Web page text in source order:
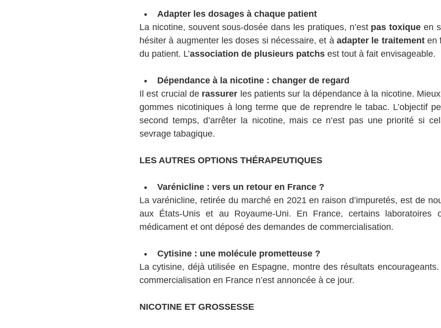
Adapter les dosages à chaque patient
La nicotine, souvent sous-dosée dans les pratiques, n’est pas toxique en
hésiter à augmenter les doses si nécessaire, et à adapter le traitement en
du patient. L’association de plusieurs patchs est tout à fait envisageable.
Dépendance à la nicotine : changer de regard
Il est crucial de rassurer les patients sur la dépendance à la nicotine.
gommes nicotiniques à long terme que de reprendre le tabac. L’objectif
second temps, d’arrêter la nicotine, mais ce n’est pas une priorité si
sevrage tabagique.
LES AUTRES OPTIONS THÉRAPEUTIQUES
Varénicline : vers un retour en France ?
La varénicline, retirée du marché en 2021 en raison d’impuretés, est de
aux États-Unis et au Royaume-Uni. En France, certains laboratoires
médicament et ont déposé des demandes de commercialisation.
Cytisine : une molécule prometteuse ?
La cytisine, déjà utilisée en Espagne, montre des résultats
commercialisation en France n’est annoncée à ce jour.
NICOTINE ET GROSSESSE